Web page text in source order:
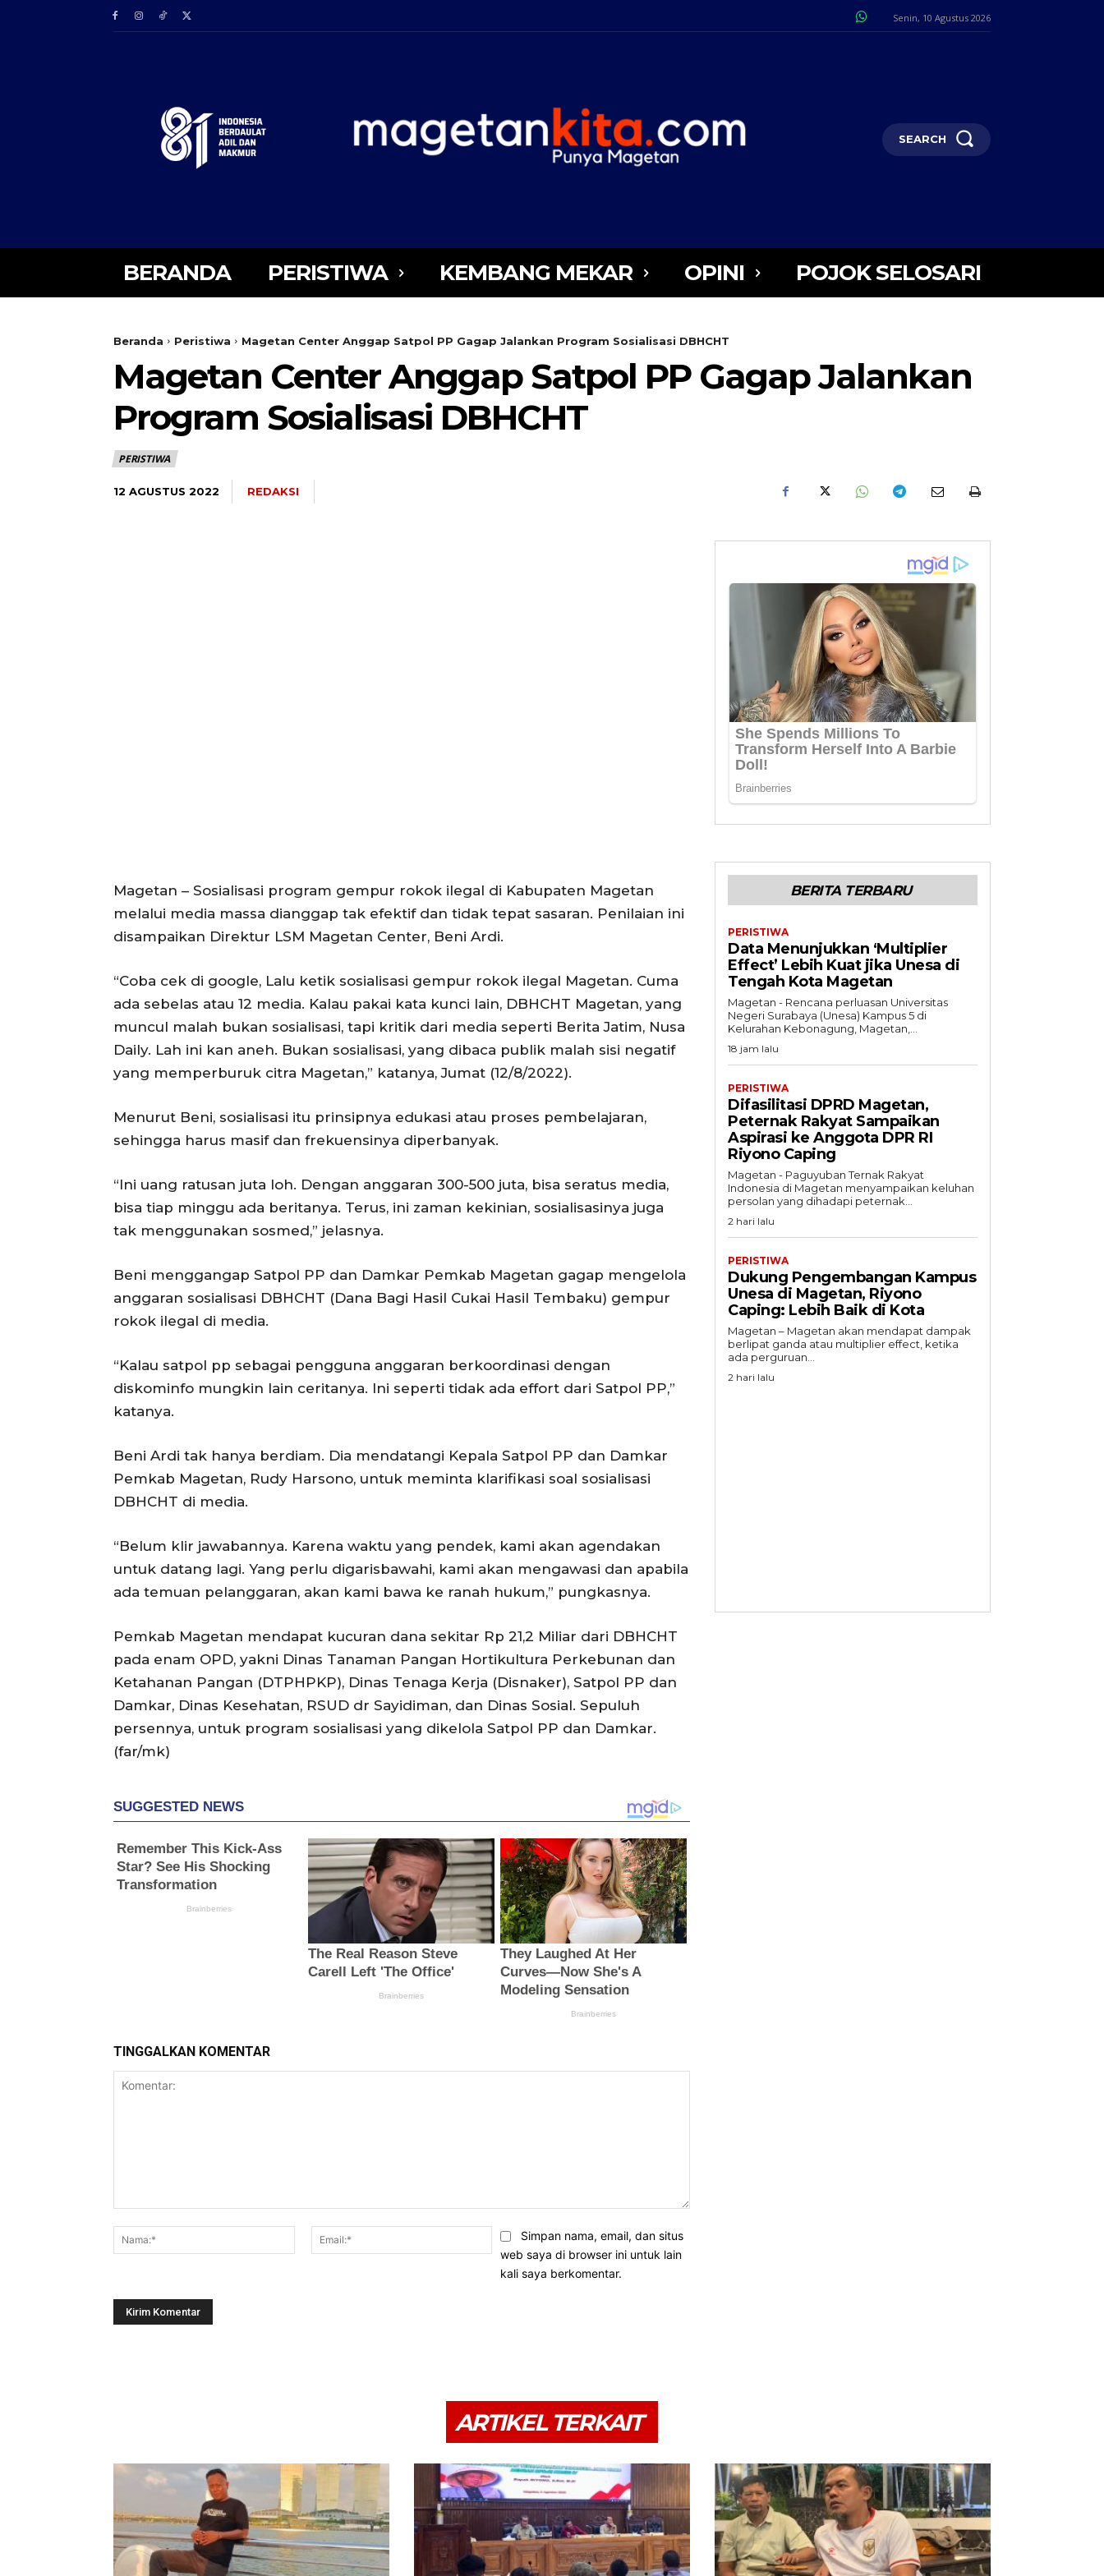
Senin, 10 Agustus 2026
SEARCH
BERANDA PERISTIWA KEMBANG MEKAR OPINI POJOK SELOSARI
Beranda Peristiwa Magetan Center Anggap Satpol PP Gagap Jalankan Program Sosialisasi DBHCHT
Magetan Center Anggap Satpol PP Gagap Jalankan
Program Sosialisasi DBHCHT
PERISTIWA
12 AGUSTUS 2022 REDAKSI
Magetan – Sosialisasi program gempur rokok ilegal di Kabupaten Magetan
melalui media massa dianggap tak efektif dan tidak tepat sasaran. Penilaian ini
disampaikan Direktur LSM Magetan Center, Beni Ardi.
“Coba cek di google, Lalu ketik sosialisasi gempur rokok ilegal Magetan. Cuma
ada sebelas atau 12 media. Kalau pakai kata kunci lain, DBHCHT Magetan, yang
muncul malah bukan sosialisasi, tapi kritik dari media seperti Berita Jatim, Nusa
Daily. Lah ini kan aneh. Bukan sosialisasi, yang dibaca publik malah sisi negatif
yang memperburuk citra Magetan,” katanya, Jumat (12/8/2022).
Menurut Beni, sosialisasi itu prinsipnya edukasi atau proses pembelajaran,
sehingga harus masif dan frekuensinya diperbanyak.
“Ini uang ratusan juta loh. Dengan anggaran 300-500 juta, bisa seratus media,
bisa tiap minggu ada beritanya. Terus, ini zaman kekinian, sosialisasinya juga
tak menggunakan sosmed,” jelasnya.
Beni menggangap Satpol PP dan Damkar Pemkab Magetan gagap mengelola
anggaran sosialisasi DBHCHT (Dana Bagi Hasil Cukai Hasil Tembaku) gempur
rokok ilegal di media.
“Kalau satpol pp sebagai pengguna anggaran berkoordinasi dengan
diskominfo mungkin lain ceritanya. Ini seperti tidak ada effort dari Satpol PP,”
katanya.
Beni Ardi tak hanya berdiam. Dia mendatangi Kepala Satpol PP dan Damkar
Pemkab Magetan, Rudy Harsono, untuk meminta klarifikasi soal sosialisasi
DBHCHT di media.
“Belum klir jawabannya. Karena waktu yang pendek, kami akan agendakan
untuk datang lagi. Yang perlu digarisbawahi, kami akan mengawasi dan apabila
ada temuan pelanggaran, akan kami bawa ke ranah hukum,” pungkasnya.
Pemkab Magetan mendapat kucuran dana sekitar Rp 21,2 Miliar dari DBHCHT
pada enam OPD, yakni Dinas Tanaman Pangan Hortikultura Perkebunan dan
Ketahanan Pangan (DTPHPKP), Dinas Tenaga Kerja (Disnaker), Satpol PP dan
Damkar, Dinas Kesehatan, RSUD dr Sayidiman, dan Dinas Sosial. Sepuluh
persennya, untuk program sosialisasi yang dikelola Satpol PP dan Damkar.
(far/mk)
TINGGALKAN KOMENTAR
Nama:*
Email:*Simpan nama, email, dan situs
web saya di browser ini untuk lain
kali saya berkomentar.
BERITA TERBARU
PERISTIWA
Data Menunjukkan ‘Multiplier
Effect’ Lebih Kuat jika Unesa di
Tengah Kota Magetan
Magetan - Rencana perluasan Universitas
Negeri Surabaya (Unesa) Kampus 5 di
Kelurahan Kebonagung, Magetan,...
18 jam lalu
PERISTIWA
Difasilitasi DPRD Magetan,
Peternak Rakyat Sampaikan
Aspirasi ke Anggota DPR RI
Riyono Caping
Magetan - Paguyuban Ternak Rakyat
Indonesia di Magetan menyampaikan keluhan
persolan yang dihadapi peternak...
2 hari lalu
PERISTIWA
Dukung Pengembangan Kampus
Unesa di Magetan, Riyono
Caping: Lebih Baik di Kota
Magetan – Magetan akan mendapat dampak
berlipat ganda atau multiplier effect, ketika
ada perguruan...
2 hari lalu
ARTIKEL TERKAIT